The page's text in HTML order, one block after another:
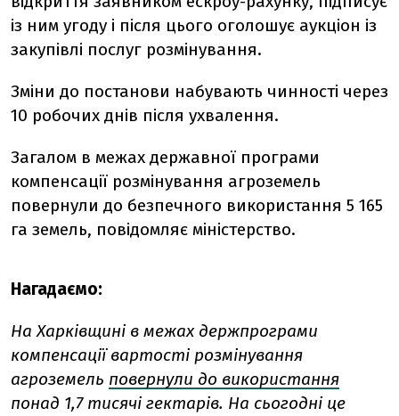
із ним угоду і після цього оголошує аукціон із
закупівлі послуг розмінування.
Зміни до постанови набувають чинності через
10 робочих днів після ухвалення.
Загалом в межах державної програми
компенсації розмінування агроземель
повернули до безпечного використання 5 165
га земель, повідомляє міністерство.
Нагадаємо:
На Харківщині в межах держпрограми
компенсації вартості розмінування
агроземель повернули до використання
понад 1,7 тисячі гектарів. На сьогодні це